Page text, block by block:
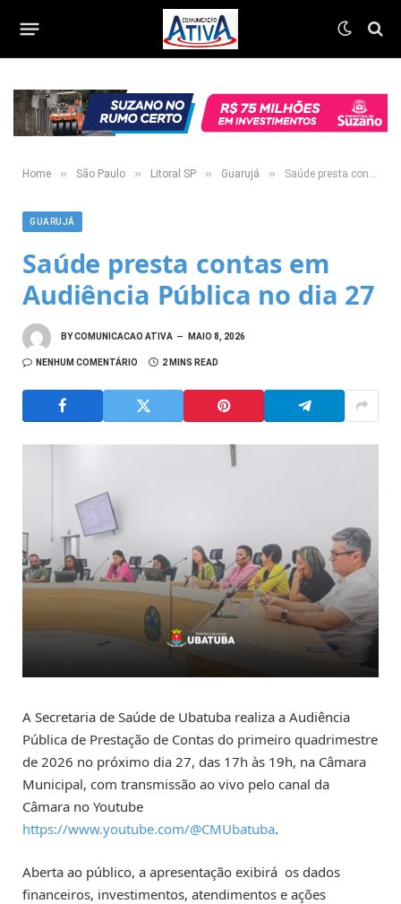
Home » São Paulo » Litoral SP » Guarujá » Saúde presta contas em Audiência Pública no dia 27
GUARUJÁ
Saúde presta contas em
Audiência Pública no dia 27
BYCOMUNICACAO ATIVA MAIO 8, 2026
NENHUM COMENTÁRIO 2 MINS READ
A Secretaria de Saúde de Ubatuba realiza a Audiência
Pública de Prestação de Contas do primeiro quadrimestre
de 2026 no próximo dia 27, das 17h às 19h, na Câmara
Municipal, com transmissão ao vivo pelo canal da
Câmara no Youtube
https://www.youtube.com/@CMUbatuba.
Aberta ao público, a apresentação exibirá os dados
financeiros, investimentos, atendimentos e ações